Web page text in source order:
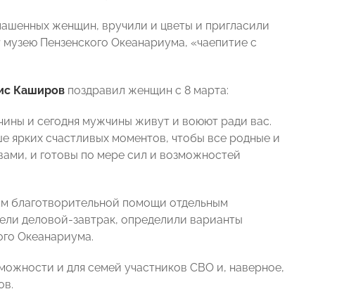
женщин, вручили и цветы и пригласили
Пензенского Океанариума, «чаепитие с
Каширов поздравил женщин с 8 марта:
и сегодня мужчины живут и воюют ради вас.
счастливых моментов, чтобы все родные и
и готовы по мере сил и возможностей
благотворительной помощи отдельным
деловой-завтрак, определили варианты
Океанариума.
и для семей участников СВО и, наверное,